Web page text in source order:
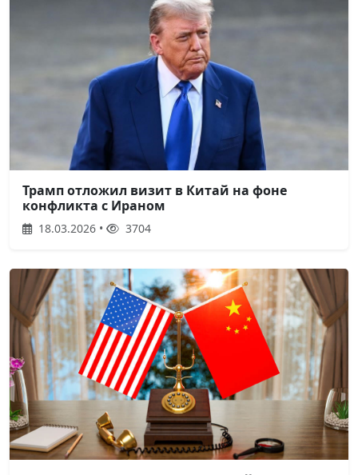
Трамп отложил визит в Китай на фоне
конфликта с Ираном
18.03.2026 • 3704